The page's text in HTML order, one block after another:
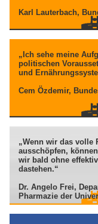
Karl Lauterbach,
„Ich sehe meine
politischen
und
Cem Özdemir,
„Wenn wir das volle
ausschöpfen,
wir bald ohne
dastehen.“
Dr. Angelo Frei,
Pharmazie der